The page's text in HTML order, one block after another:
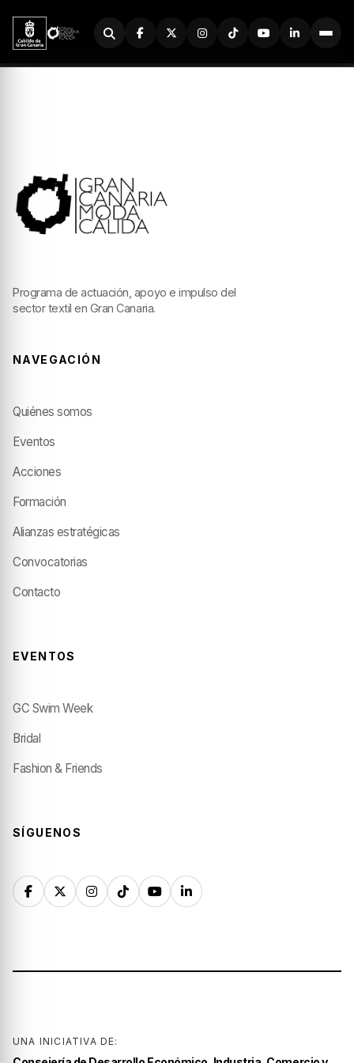
Buscador
Programa de actuación, apoyo e impulso del
sector textil en Gran Canaria.
NAVEGACIÓN
Quiénes somos
Eventos
Acciones
Formación
Alianzas estratégicas
Convocatorias
Contacto
EVENTOS
GC Swim Week
Bridal
Fashion & Friends
SÍGUENOS
UNA INICIATIVA DE: